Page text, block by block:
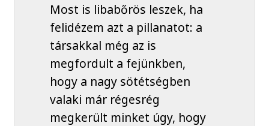
Most is libabőrös leszek, ha
felidézem azt a pillanatot: a
társakkal még az is
megfordult a fejünkben,
hogy a nagy sötétségben
valaki már régesrég
megkerült minket úgy, hogy